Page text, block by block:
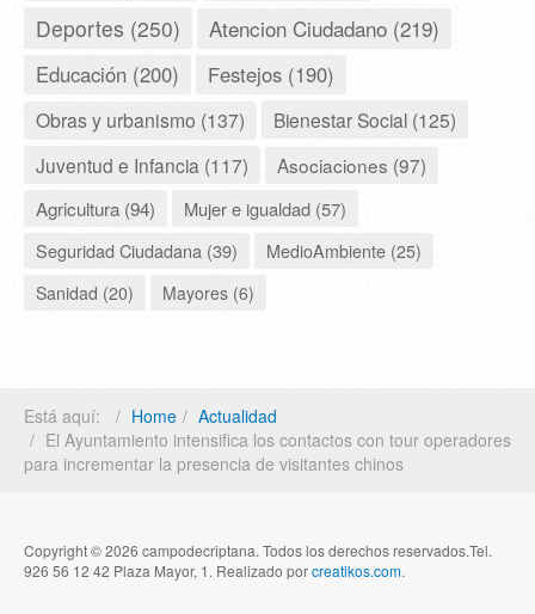
Deportes (250) Atencion Ciudadano (219)
Educación (200) Festejos (190)
Obras y urbanismo (137)
Bienestar Social (125)
Juventud e Infancia (117)
Asociaciones (97)
Agricultura (94)
Mujer e igualdad (57)
Seguridad Ciudadana (39)
MedioAmbiente (25)
Sanidad (20)
Mayores (6)
Está aquí: Home
Actualidad
El Ayuntamiento intensifica los contactos con tour operadores
para incrementar la presencia de visitantes chinos
Copyright © 2026 campodecriptana. Todos los derechos reservados.Tel.
926 56 12 42 Plaza Mayor, 1. Realizado porcreatikos.com.